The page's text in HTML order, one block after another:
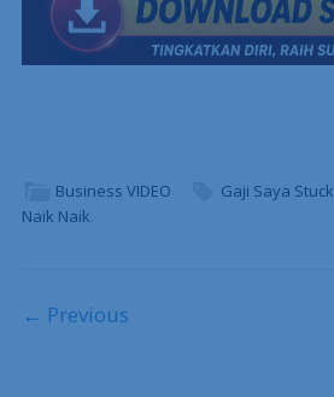
Business VIDEO Gaji Saya Stuck
Naik Naik.
Post navigation
← Previous